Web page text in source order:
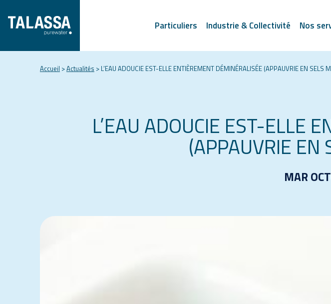
Particuliers Industrie & Collectivité Nos
Accueil >Actualités > L’EAU ADOUCIE EST-ELLE ENTIÈREMENT DÉMINÉRALISÉE (APPAUVRIE EN SELS
L’EAU ADOUCIE EST-ELLE
(APPAUVRIE EN
MAR